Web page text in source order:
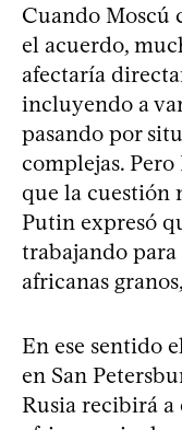
Cuando Moscú
el acuerdo,
afectaría
incluyendo a
pasando por
complejas.
que la cuestión
Putin expresó
trabajando
africanas
En ese sentido
en San
Rusia recibirá a